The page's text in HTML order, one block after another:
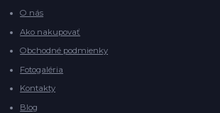
O nás
Ako nakupovať
Obchodné podmienky
Fotogaléria
Kontakty
Blog